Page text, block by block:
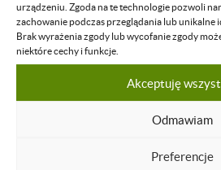
urządzeniu. Zgoda na te technologie pozwoli
zachowanie podczas przeglądania lub unikalne
Brak wyrażenia zgody lub wycofanie zgody
niektóre cechy i funkcje.
Akceptuję
Odmawiam
Preferencje
Nie masz dostępu do
Zaloguj się
O WYKŁADOWCY
Prowadzenie zajęć